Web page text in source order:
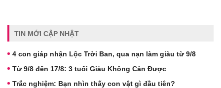
TIN MỚI CẬP NHẬT
4 con giáp nhận Lộc Trời Ban, qua nạn làm giàu từ 9/8
Từ 9/8 đến 17/8: 3 tuổi Giàu Không Cản Được
Trắc nghiệm: Bạn nhìn thấy con vật gì đầu tiên?